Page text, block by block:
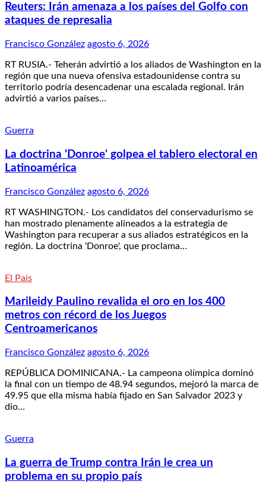
Reuters: Irán amenaza a los países del Golfo con
ataques de represalia
Francisco González agosto 6, 2026
RT RUSIA.- Teherán advirtió a los aliados de Washington en la
región que una nueva ofensiva estadounidense contra su
territorio podría desencadenar una escalada regional. Irán
advirtió a varios países…
Guerra
La doctrina 'Donroe' golpea el tablero electoral en
Latinoamérica
Francisco González agosto 6, 2026
RT WASHINGTON.- Los candidatos del conservadurismo se
han mostrado plenamente alineados a la estrategia de
Washington para recuperar a sus aliados estratégicos en la
región. La doctrina 'Donroe', que proclama…
El País
Marileidy Paulino revalida el oro en los 400
metros con récord de los Juegos
Centroamericanos
Francisco González agosto 6, 2026
REPÚBLICA DOMINICANA.- La campeona olímpica dominó
la final con un tiempo de 48.94 segundos, mejoró la marca de
49.95 que ella misma había fijado en San Salvador 2023 y
dio…
Guerra
La guerra de Trump contra Irán le crea un
problema en su propio país